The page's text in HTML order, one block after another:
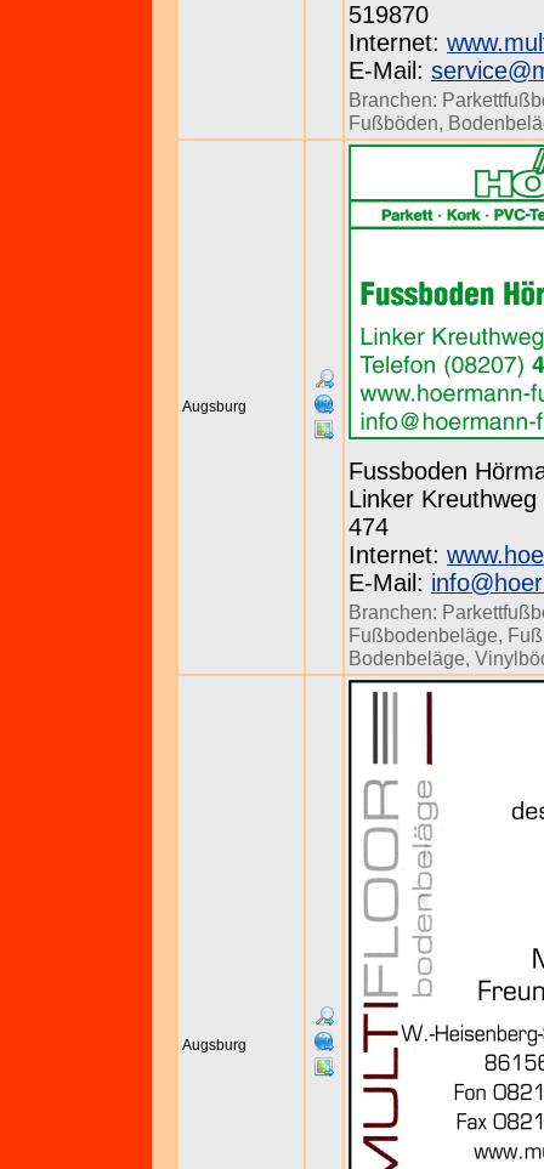
519870
Internet:
E-Mail:
Branchen:
Fußböden,
Augsburg
Fussboden
Linker Kreuthweg
474
Internet:
E-Mail:
Branchen:
Fußbodenbeläge,
Bodenbeläge,
Augsburg